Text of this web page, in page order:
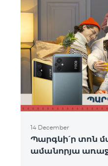
14 December
Պարգևի՛ր տոն
ամանորյա